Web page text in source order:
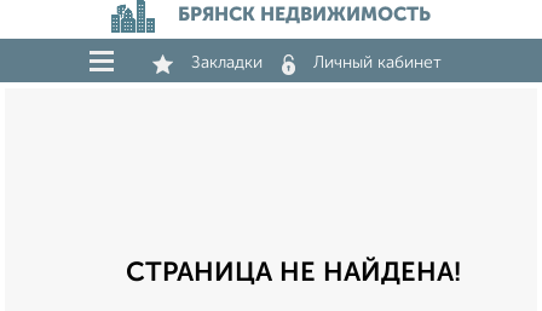
БРЯНСК НЕДВИЖИМОСТЬ
Закладки Личный кабинет
СТРАНИЦА НЕ НАЙДЕНА!